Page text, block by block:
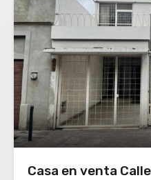
Casa en venta